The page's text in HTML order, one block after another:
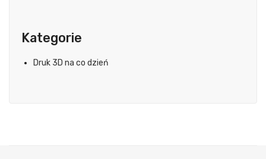
Kategorie
Druk 3D na co dzień